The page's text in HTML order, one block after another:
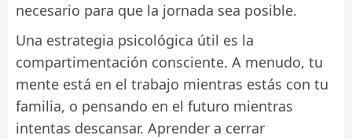
necesario para que la jornada sea posible.
Una estrategia psicológica útil es la
compartimentación consciente. A menudo, tu
mente está en el trabajo mientras estás con tu
familia, o pensando en el futuro mientras
intentas descansar. Aprender a cerrar